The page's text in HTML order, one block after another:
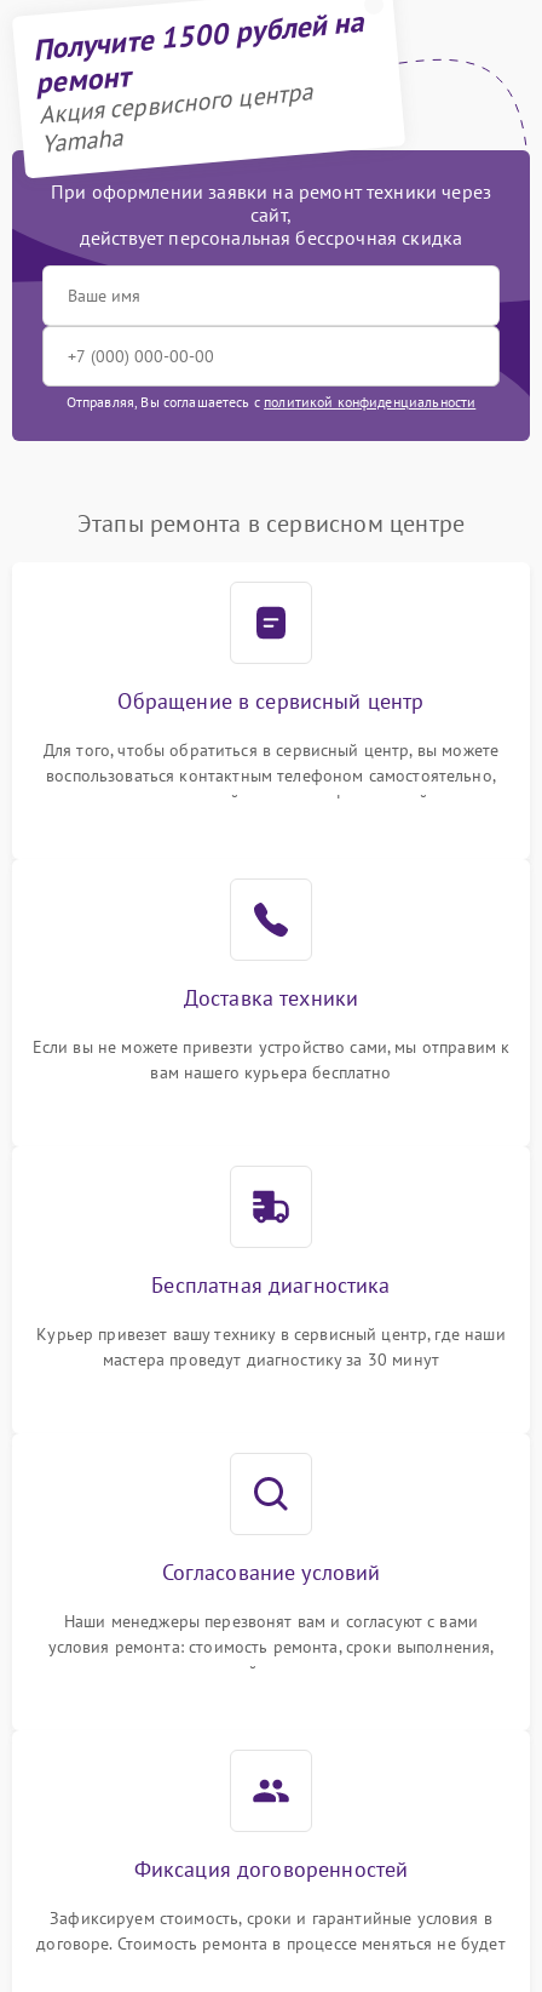
Получите 1500 рублей на
ремонт
Акция сервисного центра
Yamaha
При оформлении заявки на ремонт техники через
сайт,
действует персональная бессрочная скидка
Отправляя, Вы соглашаетесь с политикой конфиденциальности
Этапы ремонта в сервисном центре
Обращение в сервисный центр
Для того, чтобы обратиться в сервисный центр, вы можете
воспользоваться контактным телефоном самостоятельно,
или оставить свой номер телефона на сайте
Доставка техники
Если вы не можете привезти устройство сами, мы отправим к
вам нашего курьера бесплатно
Бесплатная диагностика
Курьер привезет вашу технику в сервисный центр, где наши
мастера проведут диагностику за 30 минут
Согласование условий
Наши менеджеры перезвонят вам и согласуют с вами
условия ремонта: стоимость ремонта, сроки выполнения,
гарантийные условия
Фиксация договоренностей
Зафиксируем стоимость, сроки и гарантийные условия в
договоре. Стоимость ремонта в процессе меняться не будет